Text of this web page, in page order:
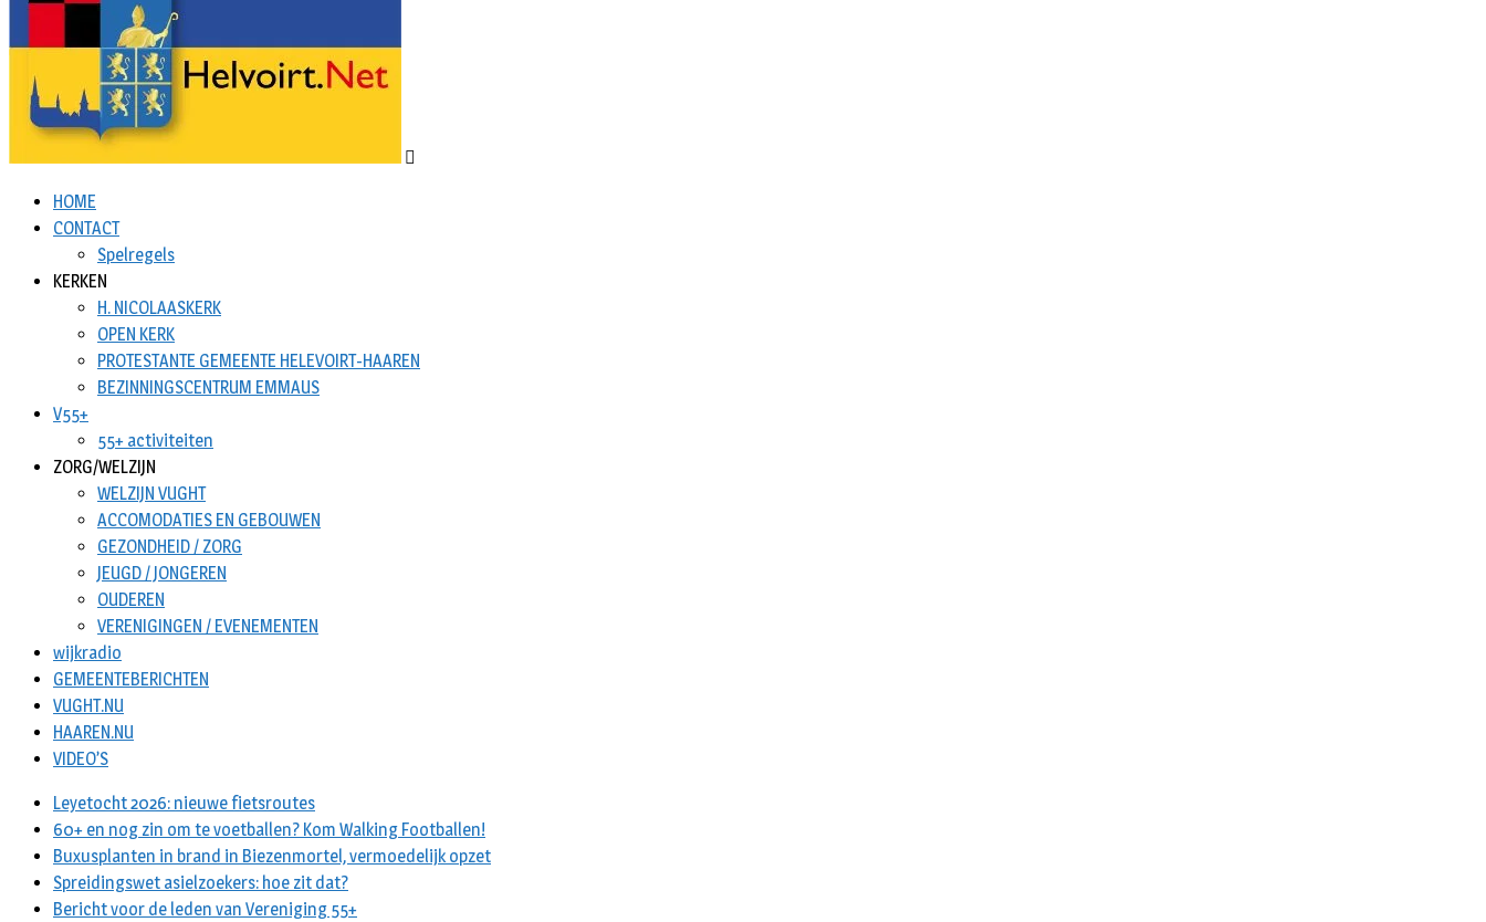
HOME
CONTACT
Spelregels
KERKEN
H. NICOLAASKERK
OPEN KERK
PROTESTANTE GEMEENTE HELEVOIRT-HAAREN
BEZINNINGSCENTRUM EMMAUS
V55+
55+ activiteiten
ZORG/WELZIJN
WELZIJN VUGHT
ACCOMODATIES EN GEBOUWEN
GEZONDHEID / ZORG
JEUGD / JONGEREN
OUDEREN
VERENIGINGEN / EVENEMENTEN
wijkradio
GEMEENTEBERICHTEN
VUGHT.NU
HAAREN.NU
VIDEO’S
Leyetocht 2026: nieuwe fietsroutes
60+ en nog zin om te voetballen? Kom Walking Footballen!
Buxusplanten in brand in Biezenmortel, vermoedelijk opzet
Spreidingswet asielzoekers: hoe zit dat?
Bericht voor de leden van Vereniging 55+